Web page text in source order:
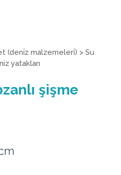
(deni̇z malzemeleri̇) > Su
yatakları
şişme